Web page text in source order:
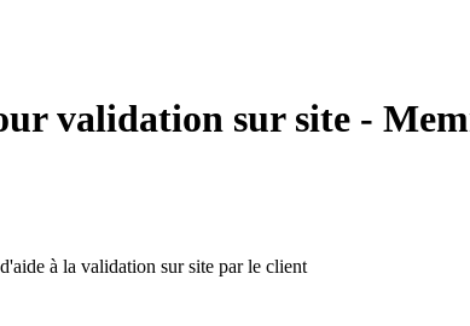
validation sur site -
à la validation sur site par le client